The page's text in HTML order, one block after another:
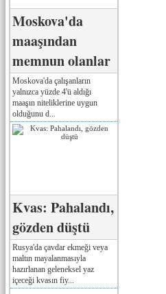
Moskova'da
maaşından
memnun olanlar
Moskova'da çalışanların
yalnızca yüzde 4'ü aldığı
maaşın niteliklerine uygun
olduğunu d...
Kvas: Pahalandı,
gözden düştü
Rusya'da çavdar ekmeği veya
maltın mayalanmasıyla
hazırlanan geleneksel yaz
içeceği kvasın fiy...